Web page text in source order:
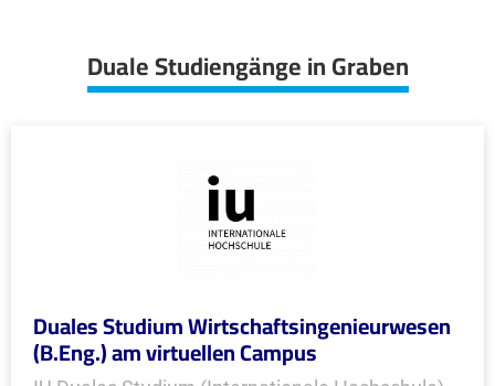
Duale Studiengänge in Graben
Duales Studium Wirtschaftsingenieurwesen
(B.Eng.) am virtuellen Campus